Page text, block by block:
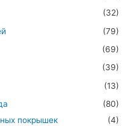
(32)
(79)
(69)
(39)
(13)
(80)
покрышек
(4)